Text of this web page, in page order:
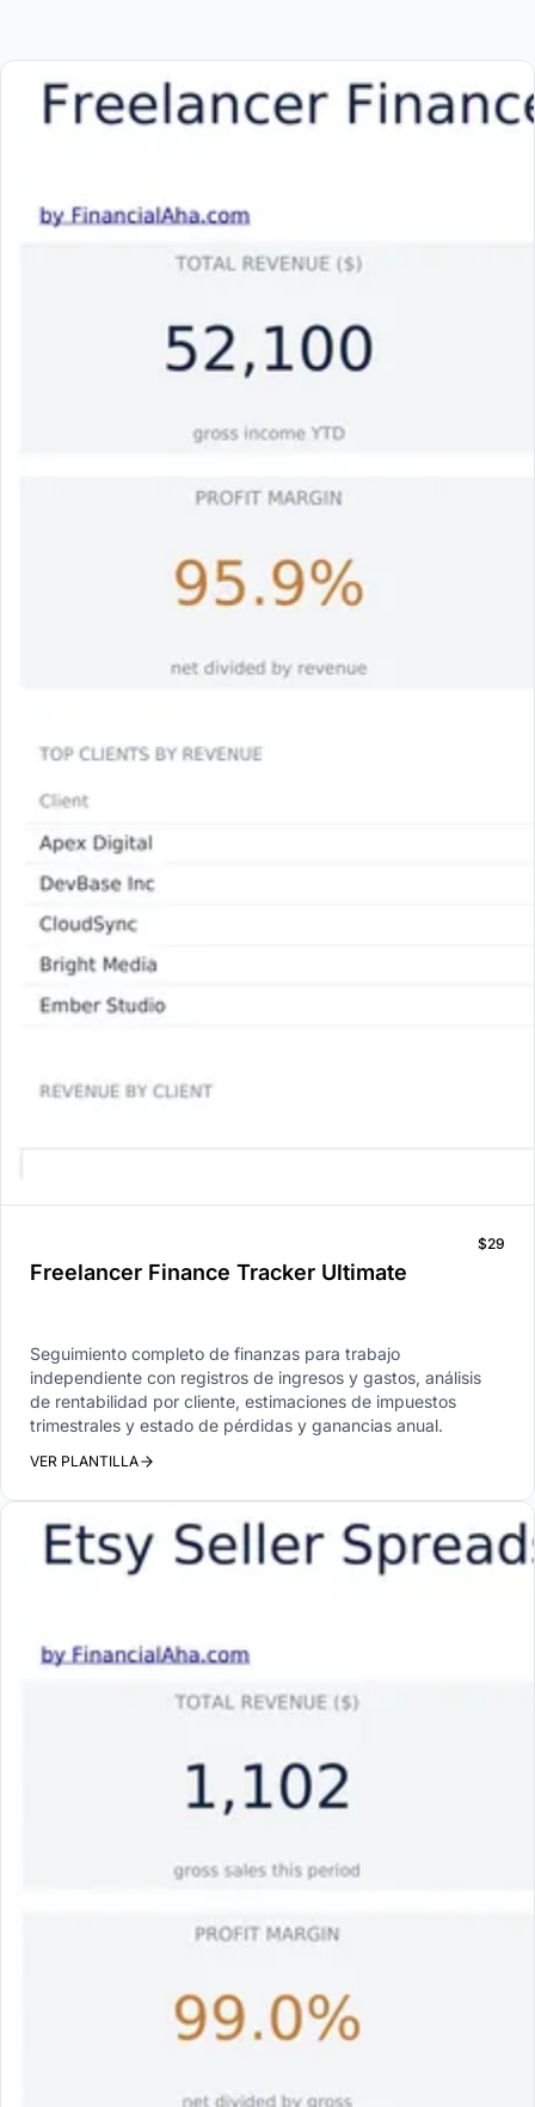
Freelancer Finance Tracker Ultimate
$29
Seguimiento completo de finanzas para trabajo
independiente con registros de ingresos y gastos, análisis
de rentabilidad por cliente, estimaciones de impuestos
trimestrales y estado de pérdidas y ganancias anual.
VER PLANTILLA